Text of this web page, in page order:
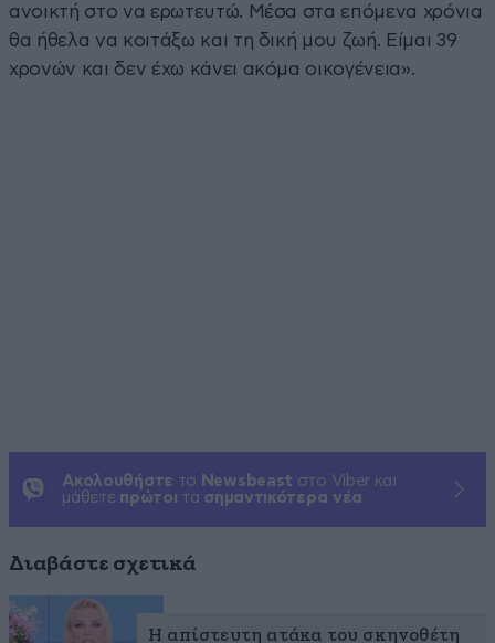
ανοικτή στο να ερωτευτώ. Μέσα στα επόμενα χρόνια
θα ήθελα να κοιτάξω και τη δική μου ζωή. Είμαι 39
χρονών και δεν έχω κάνει ακόμα οικογένεια».
Ακολουθήστε το Newsbeast στο Viber και
μάθετε πρώτοι τα σημαντικότερα νέα
Διαβάστε σχετικά
Η απίστευτη ατάκα του σκηνοθέτη